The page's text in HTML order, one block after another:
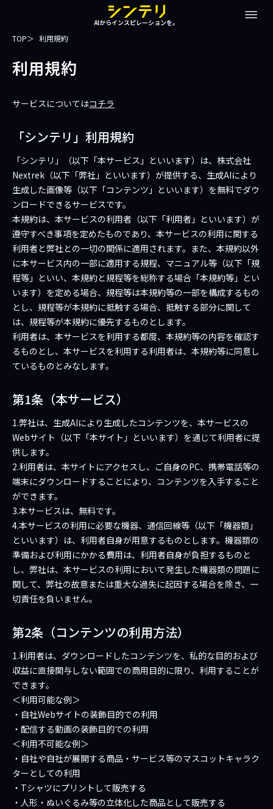
AIからインスピレーションを。
TOP 利用規約
利用規約
サービスについてはコチラ
「シンテリ」利用規約
「シンテリ」（以下「本サービス」といいます）は、株式会社
Nextrek（以下「弊社」といいます）が提供する、生成AIにより
生成した画像等（以下「コンテンツ」といいます）を無料でダウ
ンロードできるサービスです。
本規約は、本サービスの利用者（以下「利用者」といいます）が
遵守すべき事項を定めたものであり、本サービスの利用に関する
利用者と弊社との一切の関係に適用されます。また、本規約以外
に本サービス内の一部に適用する規程、マニュアル等（以下「規
程等」といい、本規約と規程等を総称する場合「本規約等」とい
います）を定める場合、規程等は本規約等の一部を構成するもの
とし、規程等が本規約に抵触する場合、抵触する部分に関して
は、規程等が本規約に優先するものとします。
利用者は、本サービスを利用する都度、本規約等の内容を確認す
るものとし、本サービスを利用する利用者は、本規約等に同意し
ているものとみなします。
第1条（本サービス）
1.弊社は、生成AIにより生成したコンテンツを、本サービスの
Webサイト（以下「本サイト」といいます）を通じて利用者に提
供します。
2.利用者は、本サイトにアクセスし、ご自身のPC、携帯電話等の
端末にダウンロードすることにより、コンテンツを入手すること
ができます。
3.本サービスは、無料です。
4.本サービスの利用に必要な機器、通信回線等（以下「機器類」
といいます）は、利用者自身が用意するものとします。機器類の
準備および利用にかかる費用は、利用者自身が負担するものと
し、弊社は、本サービスの利用において発生した機器類の問題に
関して、弊社の故意または重大な過失に起因する場合を除き、一
切責任を負いません。
第2条（コンテンツの利用方法）
1.利用者は、ダウンロードしたコンテンツを、私的な目的および
収益に直接関与しない範囲での商用目的に限り、利用することが
できます。
＜利用可能な例＞
・自社Webサイトの装飾目的での利用
・配信する動画の装飾目的での利用
＜利用不可能な例＞
・自社や自社が展開する商品・サービス等のマスコットキャラク
ターとしての利用
・Tシャツにプリントして販売する
・人形・ぬいぐるみ等の立体化した商品として販売する